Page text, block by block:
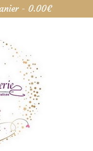
- 0.00€